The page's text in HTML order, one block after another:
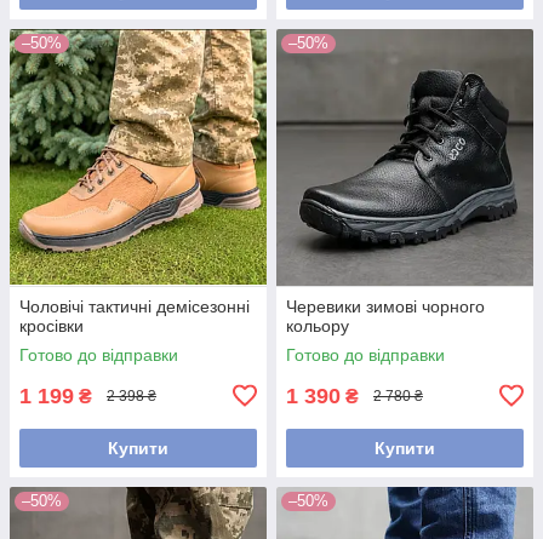
–50%
Чоловічі тактичні демісезонні
кросівки
Готово до відправки
1 199 ₴ 2 398 ₴
Купити
–50%
Черевики зимові чорного
кольору
Готово до відправки
1 390 ₴ 2 780 ₴
Купити
–50% –50%